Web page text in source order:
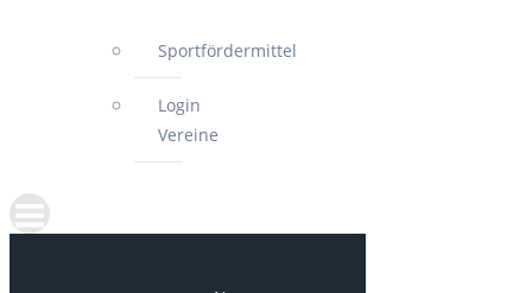
Sportfördermittel
Login
Vereine